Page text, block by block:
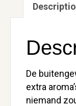
De
extra
niemand